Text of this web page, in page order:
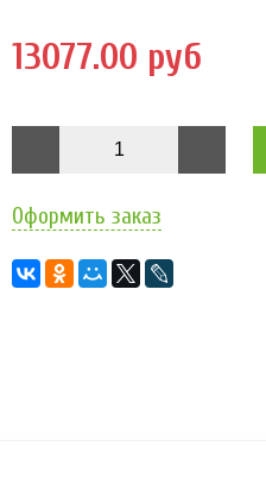
13077.00 руб
Оформить заказ